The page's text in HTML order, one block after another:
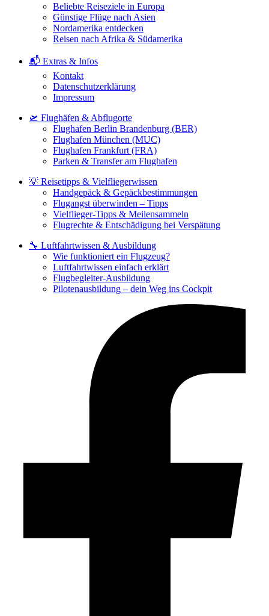
Beliebte Reiseziele in Europa
Günstige Flüge nach Asien
Nordamerika entdecken
Reisen nach Afrika & Südamerika
📬 Extras & Infos
Kontakt
Datenschutzerklärung
Impressum
🛫 Flughäfen & Abflugorte
Flughafen Berlin Brandenburg (BER)
Flughafen München (MUC)
Flughafen Frankfurt (FRA)
Parken & Transfer am Flughafen
💡 Reisetipps & Vielfliegerwissen
Handgepäck & Gepäckbestimmungen
Flugangst überwinden – Tipps
Vielflieger-Tipps & Meilensammeln
Flugrechte & Entschädigung bei Verspätung
🔧 Luftfahrtwissen & Ausbildung
Wie funktioniert ein Flugzeug?
Luftfahrtwissen einfach erklärt
Flugbegleiter-Ausbildung
Pilotenausbildung – dein Weg ins Cockpit